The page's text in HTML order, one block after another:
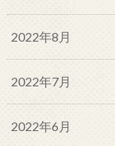
2022年8月
2022年7月
2022年6月